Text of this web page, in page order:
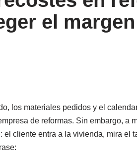
el
los materiales pedidos y el
de reformas. Sin embargo, a
cliente entra a la vivienda, mira el